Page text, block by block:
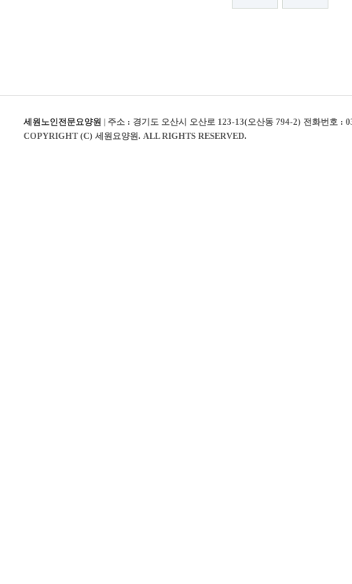
세원노인전문요양원 | 주소 : 경기도 오산시 오산로 123-13(오산동 794-2) 전화번호 :
COPYRIGHT (C) 세원요양원. ALL RIGHTS RESERVED.